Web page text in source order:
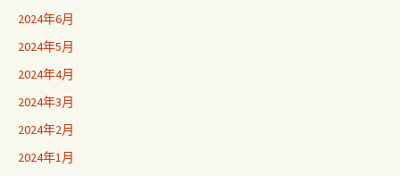
2024年6月
2024年5月
2024年4月
2024年3月
2024年2月
2024年1月